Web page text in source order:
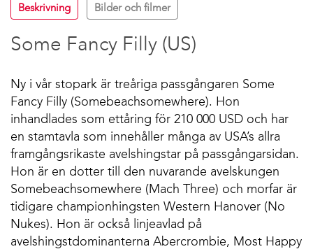
Beskrivning Bilder och filmer
Some Fancy Filly (US)
Ny i vår stopark är treåriga passgångaren Some
Fancy Filly (Somebeachsomewhere). Hon
inhandlades som ettåring för 210 000 USD och har
en stamtavla som innehåller många av USA’s allra
framgångsrikaste avelshingstar på passgångarsidan.
Hon är en dotter till den nuvarande avelskungen
Somebeachsomewhere (Mach Three) och morfar är
tidigare championhingsten Western Hanover (No
Nukes). Hon är också linjeavlad på
avelshingstdominanterna Abercrombie, Most Happy